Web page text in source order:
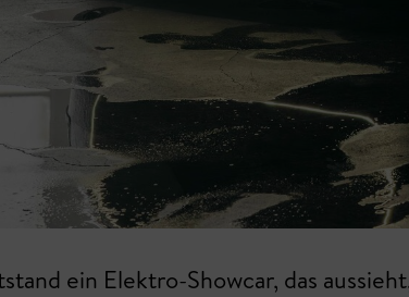
ein Elektro-Showcar, das